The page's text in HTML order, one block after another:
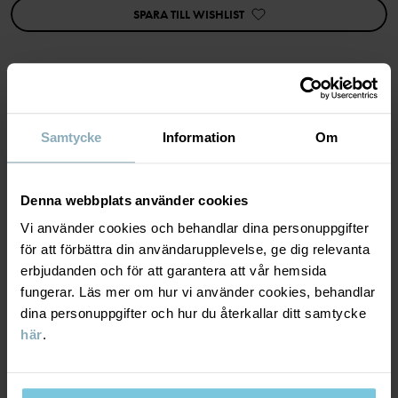
Samtycke Information Om
Denna webbplats använder cookies
Vi använder cookies och behandlar dina personuppgifter
för att förbättra din användarupplevelse, ge dig relevanta
erbjudanden och för att garantera att vår hemsida
fungerar. Läs mer om hur vi använder cookies, behandlar
dina personuppgifter och hur du återkallar ditt samtycke
här.
Egenskaper:
• Extra mjuka sömmar
• YKK-dragkedja
Artikelnummer:60603680
Tillverkningsland
Bangladesh
Fabrik:
SPARA TILL WISHLIST
MATERIAL & SKÖTSELRÅD
Material
95% Cotton Organic
5% Elastane
Skötselråd
60°C maskintvätt varm
LEVERANS & RETUR
Leverans & retur